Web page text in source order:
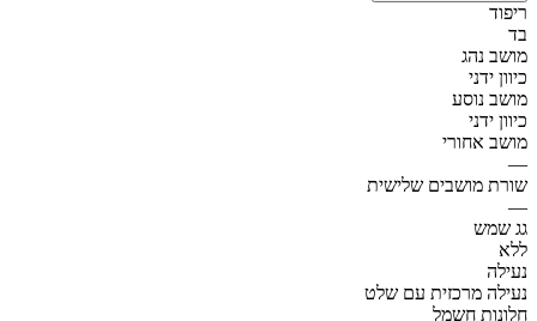
ריפוד
בד
מושב נהג
כיוון ידני
מושב נוסע
כיוון ידני
מושב אחורי
—
שורת מושבים שלישית
—
גג שמש
ללא
נעילה
נעילה מרכזית עם שלט
חלונות חשמל